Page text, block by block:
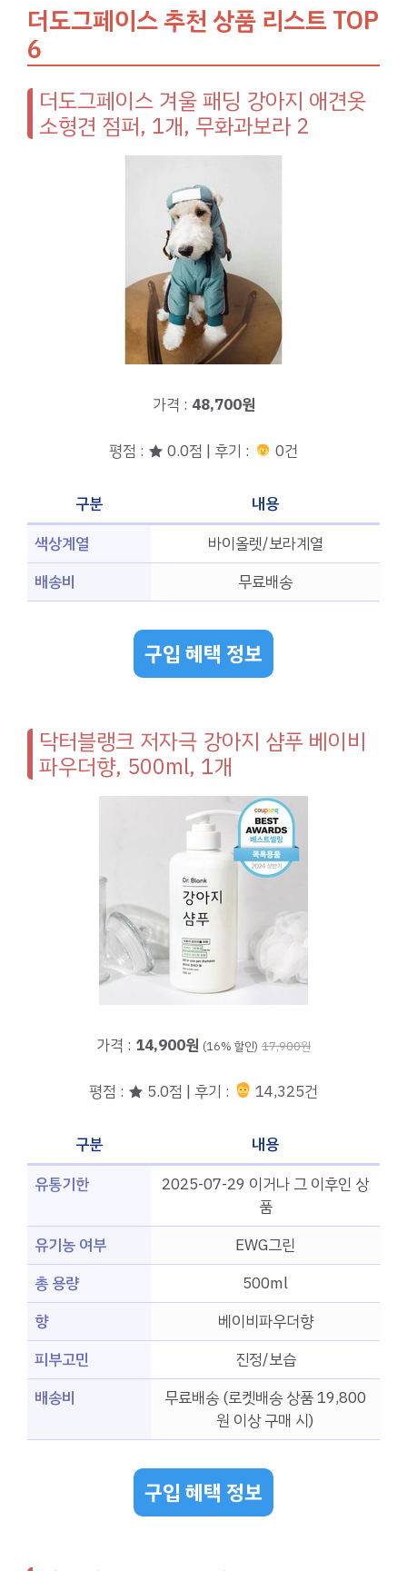
더도그페이스 추천 상품 리스트 TOP
6
더도그페이스 겨울 패딩 강아지 애견옷
소형견 점퍼, 1개, 무화과보라 2
가격 : 48,700원
평점 : ★ 0.0점 | 후기 : 0건
구분
내용
색상계열
바이올렛/보라계열
배송비
무료배송
구입 혜택 정보
닥터블랭크 저자극 강아지 샴푸 베이비
파우더향, 500ml, 1개
가격 : 14,900원 (16% 할인) 17,900원
평점 : ★ 5.0점 | 후기 : 14,325건
구분
내용
유통기한
2025-07-29 이거나 그 이후인 상
품
유기농 여부
EWG그린
총 용량
500ml
향
베이비파우더향
피부고민
진정/보습
배송비
무료배송 (로켓배송 상품 19,800
원 이상 구매 시)
구입 혜택 정보